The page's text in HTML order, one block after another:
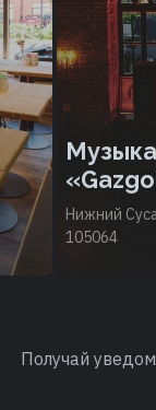
Нижний
105064
Получай